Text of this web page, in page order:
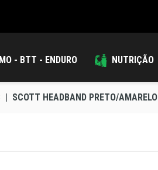
- BTT - ENDURO NUTRIÇÃO
SCOTT HEADBAND PRETO/AMARELO